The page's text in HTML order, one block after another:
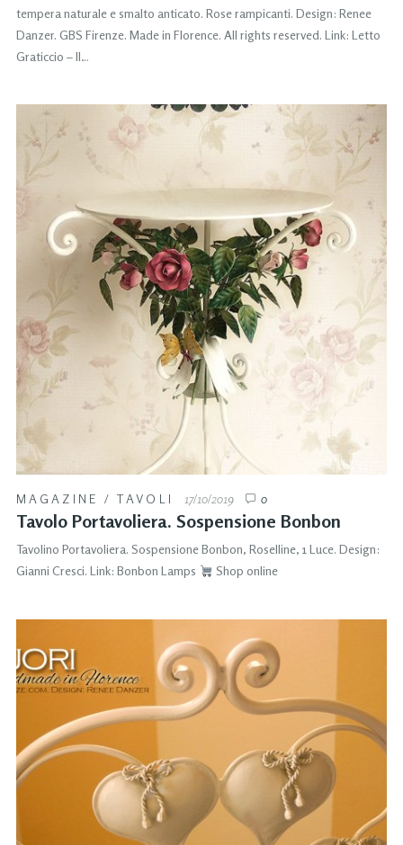
tempera naturale e smalto anticato. Rose rampicanti. Design: Renee
Danzer. GBS Firenze. Made in Florence. All rights reserved. Link: Letto
Graticcio – Il…
MAGAZINE /TAVOLI 17/10/2019 0
Tavolo Portavoliera. Sospensione Bonbon
Tavolino Portavoliera. Sospensione Bonbon, Roselline, 1 Luce. Design:
Gianni Cresci. Link: Bonbon Lamps
Shop online